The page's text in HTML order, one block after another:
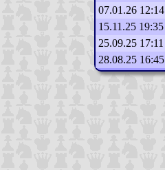
07.01.26 12:14
15.11.25 19:35
25.09.25 17:11
28.08.25 16:45